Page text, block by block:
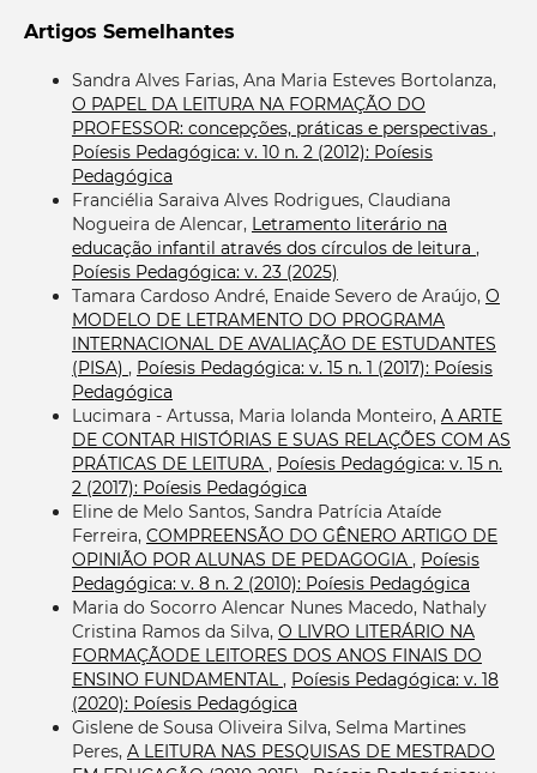
Artigos Semelhantes
Sandra Alves Farias, Ana Maria Esteves Bortolanza,
O PAPEL DA LEITURA NA FORMAÇÃO DO
PROFESSOR: concepções, práticas e perspectivas ,
Poíesis Pedagógica: v. 10 n. 2 (2012): Poíesis
Pedagógica
Franciélia Saraiva Alves Rodrigues, Claudiana
Nogueira de Alencar, Letramento literário na
educação infantil através dos círculos de leitura ,
Poíesis Pedagógica: v. 23 (2025)
Tamara Cardoso André, Enaide Severo de Araújo, O
MODELO DE LETRAMENTO DO PROGRAMA
INTERNACIONAL DE AVALIAÇÃO DE ESTUDANTES
(PISA) , Poíesis Pedagógica: v. 15 n. 1 (2017): Poíesis
Pedagógica
Lucimara - Artussa, Maria Iolanda Monteiro, A ARTE
DE CONTAR HISTÓRIAS E SUAS RELAÇÕES COM AS
PRÁTICAS DE LEITURA , Poíesis Pedagógica: v. 15 n.
2 (2017): Poíesis Pedagógica
Eline de Melo Santos, Sandra Patrícia Ataíde
Ferreira, COMPREENSÃO DO GÊNERO ARTIGO DE
OPINIÃO POR ALUNAS DE PEDAGOGIA , Poíesis
Pedagógica: v. 8 n. 2 (2010): Poíesis Pedagógica
Maria do Socorro Alencar Nunes Macedo, Nathaly
Cristina Ramos da Silva, O LIVRO LITERÁRIO NA
FORMAÇÃODE LEITORES DOS ANOS FINAIS DO
ENSINO FUNDAMENTAL, Poíesis Pedagógica: v. 18
(2020): Poíesis Pedagógica
Gislene de Sousa Oliveira Silva, Selma Martines
Peres, A LEITURA NAS PESQUISAS DE MESTRADO